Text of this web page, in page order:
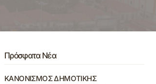
Πρόσφατα Νέα
ΚΑΝΟΝΙΣΜΟΣ ΔΗΜΟΤΙΚΗΣ